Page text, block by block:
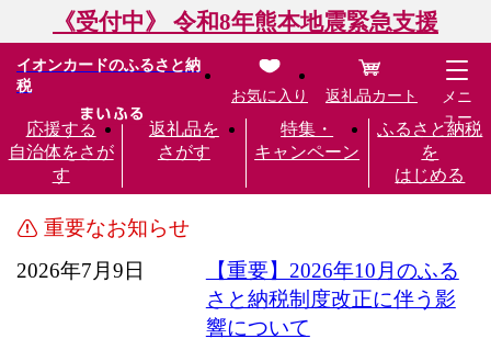
《受付中》 令和8年熊本地震緊急支援
イオンカードのふるさと納
税
応援する
自治体をさが
す
返礼品を
さがす
特集・
キャンペーン
ふるさと納税
を
はじめる
お気に入り 返礼品カート
メニ
ュー
重要なお知らせ
2026年7月9日
【重要】2026年10月のふる
さと納税制度改正に伴う影
響について